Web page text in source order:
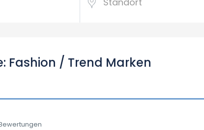
Fashion / Trend Marken